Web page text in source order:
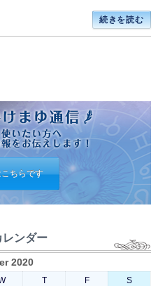
続きを読む
ちらです
レンダー
2020
T F
S